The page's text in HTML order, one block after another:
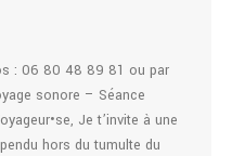
: 06 80 48 89 81 ou par
sonore – Séance
Je t’invite à une
hors du tumulte du